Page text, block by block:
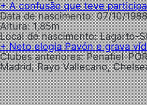
+ A confusão que teve
Data de nascimento: 07/10/1988
Altura: 1,85m
Local de nascimento: Lagarto-
+ Neto elogia Pavón e grava
Clubes anteriores: Penafiel-
Madrid, Rayo Vallecano,